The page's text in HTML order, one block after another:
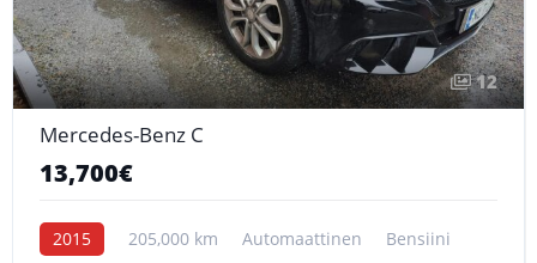
12
Mercedes-Benz C
13,700€
2015 205,000 km Automaattinen Bensiini